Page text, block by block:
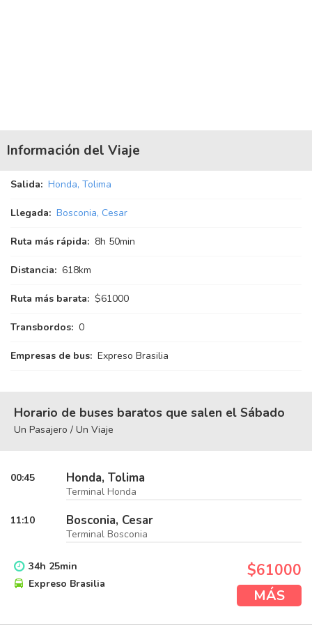
Información del Viaje
Salida: Honda, Tolima
Llegada: Bosconia, Cesar
Ruta más rápida: 8h 50min
Distancia: 618km
Ruta más barata: $61000
Transbordos: 0
Empresas de bus: Expreso Brasilia
Horario de buses baratos que salen el Sábado
Un Pasajero / Un Viaje
00:45 Honda, Tolima
Terminal Honda
11:10 Bosconia, Cesar
Terminal Bosconia
34h 25min
Expreso Brasilia
$61000
MÁS